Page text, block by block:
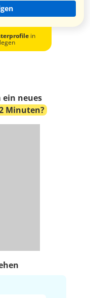
in
neues
Minuten?